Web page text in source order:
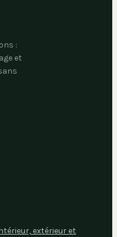
:
et
extérieur et